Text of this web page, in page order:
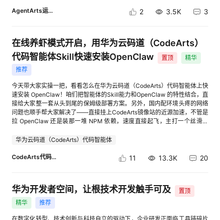
generator”，并点击“安装”按钮。 3. technical-blog-generator技能已在
话窗口选择“规划模式”，并在输入框填入指令，如“帮我生成一篇介绍swarm
skills hub的小红书推文”，还可输入其他主题或场景的指令，比如“帮我生成
2篇养生/健身相关的小红书推文”。 [进入帖子详情页查看图片] 2.
JiuwenSwarm创建Todo列表并依次执行任务，可查看具体流程： 1）执行
信息检索，获取相关信息，提取关键信息，形成参考清单。 2）分析内容并
判断帖子类型与配图策略。 3）生成小红书宣传短文初稿。 4）文本质量审
查和事实自检。 5）生成配图文案。 3.用户二次确认：确认文本初稿、配图
是否符合预期，不符合预期则输入指令进行修改。 4.可在输入框发送“刚才
生成的图片和小红书帖子的位置在哪里”获取最终生成的图片、小红书初稿
等文件存放地址（一般存放于“C:\Users\用户名
台（https://creator.xiaohongshu.com/），完成发布。 部分过程如下： [进
入帖子详情页查看图片] [进入帖子详情页查看图片] [进入帖子详情页查看图
片] 5.注意事项：默认会调用“task_tool”派生子agent的方式来完成信息收
集，此方式效果好但耗时较长，在时间、资源受限场景，可以采用更轻便的
绍swarm skills hub的小红书推文，不要使用子agent来执行任务”。 进阶
体验1 多篇小红书量产： 上述内容是发布单篇帖子的示例，此外，也支持同
时发布多篇小红书推文，比如输入“从openJiuwen社区查找coordination
engineering相关的博客，帮我分别生成3篇小红书博文，主题依次为
置应用模板/插件，开箱即用，高效复用 业务价值：进一步丰富资源库，赋
参类型、增加委托，优化依赖包管理，同时支持FunctionGraph作为资源导
入导出 业务价值：提升代码节点在处理自定义复杂业务逻辑的能力，提高易
用性。 [进入帖子详情页查看图片] 2）导入导出优化：工作流、智能体导入
导出解耦，应用关联的插件、工作流等配置可同步导出；新增支持模型、供
应商、路由策略资源导出导入 业务价值：更好地支撑应用资产的跨环境流动
和规模化部署 [进入帖子详情页查看图片] 3）平台支持导入Dify工作流：支
持Dify的DSL转换成AgentArts DSL；支持HTTP请求节点 业务价值：实现
Dify平滑迁移到AgentArts，实现工作流应用的无缝接入 [进入帖子详情页查
看图片] 图：导入弹窗 [进入帖子详情页查看图片] 图：工作流导入成功 [进入
帖子详情页查看图片] 图：HTTP请求节点 4）大模型组件（大模型、提问
提示词快速引用参数，提升效率 [进入帖子详情页查看图片] 5）消息节点优
记录用户与机器人的对话场景，以便模型能更好理解用户意图。 [进入帖子
详情页查看图片] 6）对话工作流支持相似问题推荐，在工作流全局配置中
参数值，并进行参数格式校验；试运行弹窗增加开始节点和记忆变量的
JSON导入入口 业务价值：一键导入，提升效率 [进入帖子详情页查看图片]
图：参数导入与校验 [进入帖子详情页查看图片] 图：JSON数据导入 8）工
作流编排画布支持注释能力，可为节点增加卡片注释 业务价值：通过注释提
AgentArts运营小助手 2 3.5K 3
在线养虾模式开启，用华为云码道（CodeArts）
代码智能体Skill快速安装OpenClaw
置顶
精华
推荐
今天带大家实操一把，看看怎么在华为云码道（CodeArts）代码智能体上快
速安装 OpenClaw！咱们把智能体的Skill能力和OpenClaw 的特性结合，直
接给大家整一套从头到尾的保姆级部署方案。另外，国内配环境头疼的网络
问题也顺手帮大家解决了——直接挂上CodeArts镜像站的近源加速，不管是
拉 OpenClaw 还是装那一堆 NPM 依赖，速度直接起飞，主打一个丝滑秒
token，大家按步骤体验，即可领取↓ 注：以下步骤基于Windows系统环
注册个账号（如果你已经是华为云老用户了，这步直接跳过） 步骤一：访问
Windows系统为例，点击”免费下载”按钮，下载华为云码道（CodeArts）
代码智能体IDE安装包。 步骤二：安装完直接打开 IDE，用刚才的账号登录
一下，我们开始下一步的“折腾”。 Step2: 安装openclaw_setup Skill
openclaw_setup.zip的在线下载链接：cid:link_0 将openclaw_setup.zip解
压缩，并放置于华为云码道的个人级技能目录（本地
华为云码道（CodeArts）代码智能体
CodeArts代码智能体 11 13.3K 20
华为开发者空间，让根技术开发触手可及
置顶
精华
推荐